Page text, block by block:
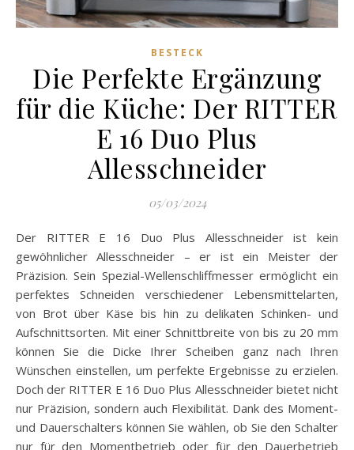
BESTECK
Die Perfekte Ergänzung
für die Küche: Der RITTER
E 16 Duo Plus
Allesschneider
05/03/2024
Der RITTER E 16 Duo Plus Allesschneider ist kein
gewöhnlicher Allesschneider – er ist ein Meister der
Präzision. Sein Spezial-Wellenschliffmesser ermöglicht ein
perfektes Schneiden verschiedener Lebensmittelarten,
von Brot über Käse bis hin zu delikaten Schinken- und
Aufschnittsorten. Mit einer Schnittbreite von bis zu 20 mm
können Sie die Dicke Ihrer Scheiben ganz nach Ihren
Wünschen einstellen, um perfekte Ergebnisse zu erzielen.
Doch der RITTER E 16 Duo Plus Allesschneider bietet nicht
nur Präzision, sondern auch Flexibilität. Dank des Moment-
und Dauerschalters können Sie wählen, ob Sie den Schalter
nur für den Momentbetrieb oder für den Dauerbetrieb